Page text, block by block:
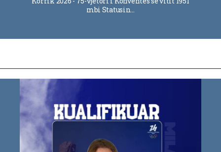
mbi Statusin…